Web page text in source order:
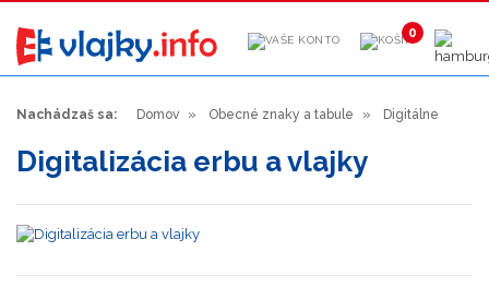
Nachádzaš sa: Domov Obecné znaky a tabule Digitálne
Digitalizácia erbu a vlajky
0